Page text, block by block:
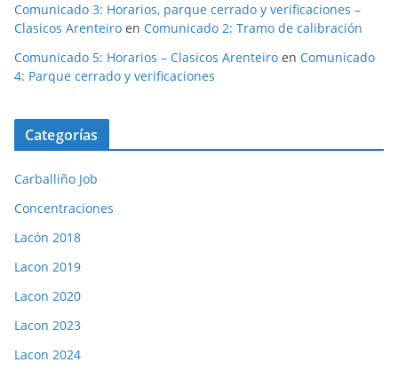
Comunicado 3: Horarios, parque cerrado y verificaciones –
Clasicos Arenteiro en Comunicado 2: Tramo de calibración
Comunicado 5: Horarios – Clasicos Arenteiro en Comunicado
4: Parque cerrado y verificaciones
Categorías
Carballiño Job
Concentraciones
Lacón 2018
Lacon 2019
Lacon 2020
Lacon 2023
Lacon 2024